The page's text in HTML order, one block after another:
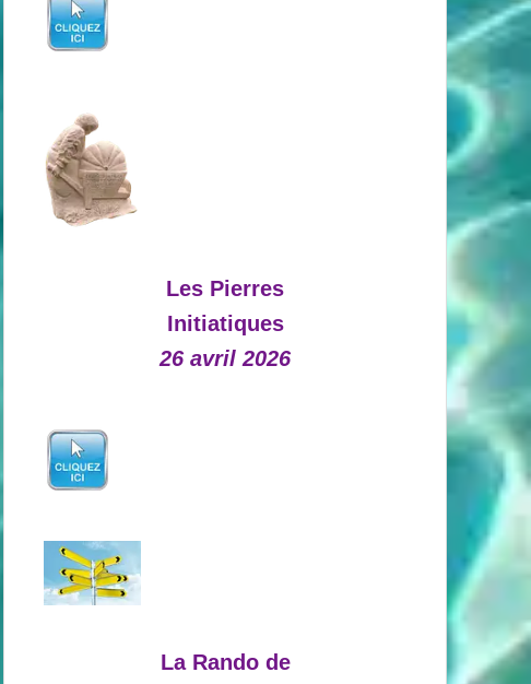
Les Pierres
Initiatiques
26 avril 2026
La Rando de